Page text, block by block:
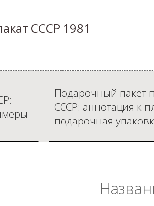
СССР 1981
Подарочный пакет
СССР: аннотация к
подарочная